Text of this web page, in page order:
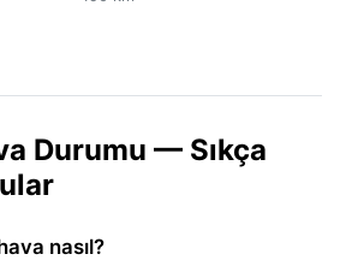
Durumu — Sıkça
nasıl?